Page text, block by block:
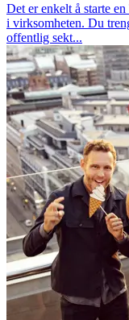
Det er enkelt å starte
i virksomheten. Du
offentlig sekt...